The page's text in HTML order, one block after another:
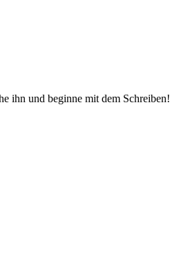
ihn und beginne mit dem Schreiben!